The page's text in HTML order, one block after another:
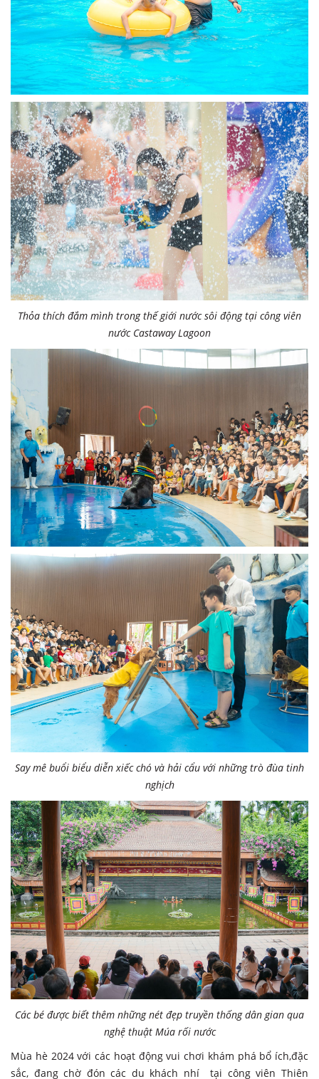
Thỏa thích đắm mình trong thế giới nước sôi động tại công viên
nước Castaway Lagoon
Say mê buổi biểu diễn xiếc chó và hải cẩu với những trò đùa tinh
nghịch
Các bé được biết thêm những nét đẹp truyền thống dân gian qua
nghệ thuật Múa rối nước
Mùa hè 2024 với các hoạt động vui chơi khám phá bổ ích,đặc
sắc, đang chờ đón các du khách nhí tại công viên Thiên